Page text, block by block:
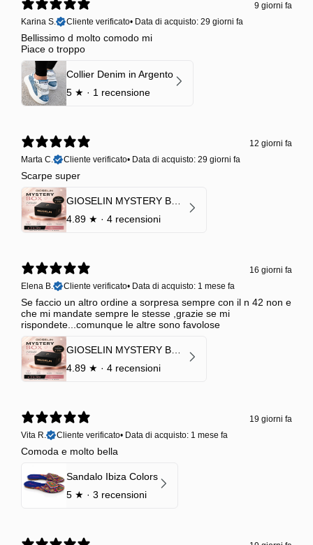
9 giorni fa
Karina S.
Cliente verificato• Data di acquisto: 29 giorni fa
Bellissimo d molto comodo mi
Piace o troppo
Collier Denim in Argento
5 ★ · 1 recensione
12 giorni fa
Marta C.
Cliente verificato• Data di acquisto: 29 giorni fa
Scarpe super
4.89 ★ · 4 recensioni
16 giorni fa
Elena B.
Cliente verificato• Data di acquisto: 1 mese fa
Se faccio un altro ordine a sorpresa sempre con il n 42 non e
che mi mandate sempre le stesse ,grazie se mi
rispondete...comunque le altre sono favolose
4.89 ★ · 4 recensioni
19 giorni fa
Vita R.
Cliente verificato• Data di acquisto: 1 mese fa
Comoda e molto bella
Sandalo Ibiza Colors
5 ★ · 3 recensioni